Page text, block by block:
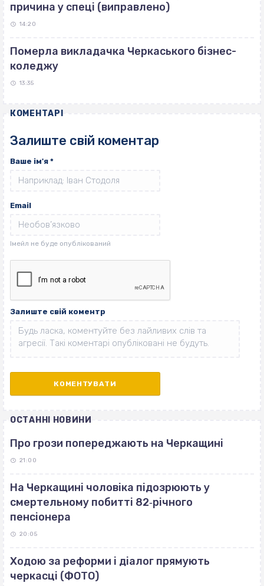
причина у спеці (виправлено)
14:20
Померла викладачка Черкаського бізнес-
коледжу
13:35
КОМЕНТАРІ
Залиште свій коментар
Ваше ім'я *
Email
Залиште свій коментр
ОСТАННІ НОВИНИ
Про грози попереджають на Черкащині
21:00
На Черкащині чоловіка підозрюють у
смертельному побитті 82‐річного
пенсіонера
20:05
Ходою за реформи і діалог прямують
черкасці (ФОТО)